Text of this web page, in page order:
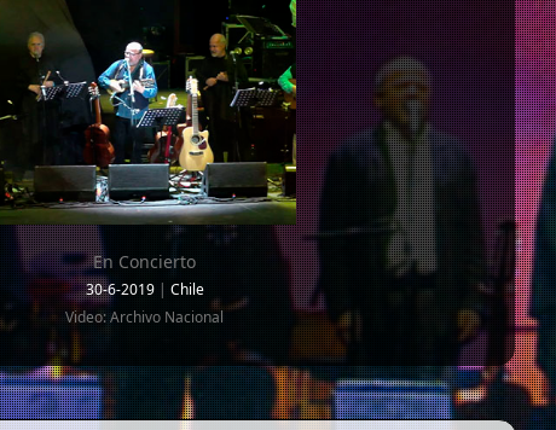
En Concierto
30-6-2019 | Chile
Video: Archivo Nacional